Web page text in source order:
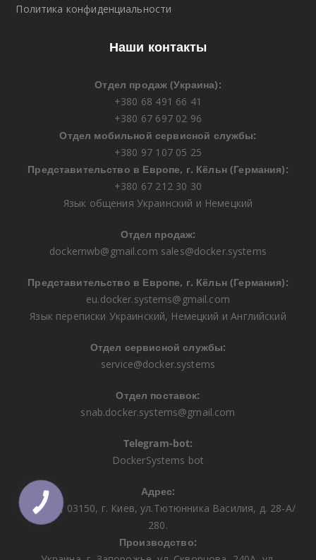
Политика конфиденциальности
Наши контакты
Отдел продаж (Украина):
+380 68 491 66 41
+380 67 697 02 96
Отдел мобильной сервисной службы:
+380 97 107 05 25
Представительство в Европе, г. Кёльн (Германия):
+380 67 212 30 30
Язык общения Украинский и Немецкий
Отдел продаж:
dockernwb@gmail.com sales@docker.systems
Представительство в Европе, г. Кёльн (Германия):
eu.docker.systems@gmail.com
Язык переписки Украинский, Немецкий и Английский
Отдел сервисной службы:
service@docker.systems
Отдел поставок:
snab.docker.systems@gmail.com
Telegram-bot:
DockerSystems bot
Адрес:
Украина, 03150, г. Киев, ул.Тютюнника Василия, д. 28-А/
280.
Производство:
КНОПКА
ЗВ'ЯЗКУ